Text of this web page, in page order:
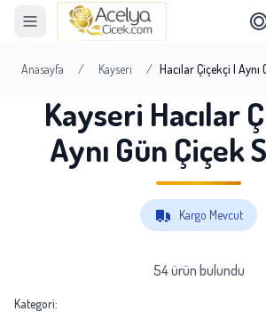
Anasayfa / Kayseri / Hacılar Çiçekçi |
Kayseri Hacılar
Aynı Gün Çiçek
Kargo Mevcut
54 ürün bulundu
Kategori: